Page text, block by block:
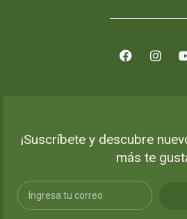
¡Suscríbete y descubre
más te